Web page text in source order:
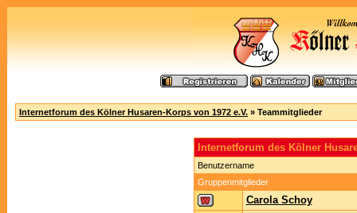
Internetforum des Kölner Husaren-Korps von 1972 e.V. » Teammitglieder
Internetforum des Kölner
Benutzername
Gruppenmitglieder
Carola Schoy